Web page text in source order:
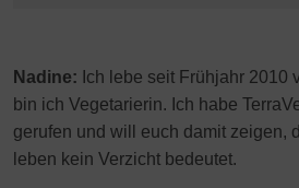
Nadine: Ich lebe seit Frühjahr 2010
bin ich Vegetarierin. Ich habe
gerufen und will euch damit zeigen,
leben kein Verzicht bedeutet.